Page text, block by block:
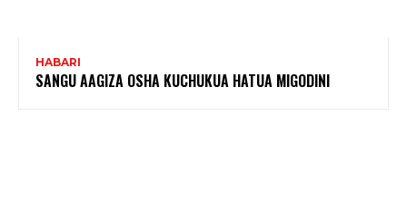
HABARI
SANGU AAGIZA OSHA KUCHUKUA HATUA MIGODINI ‎